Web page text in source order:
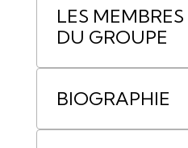
LES MEMBRES
DU GROUPE
BIOGRAPHIE